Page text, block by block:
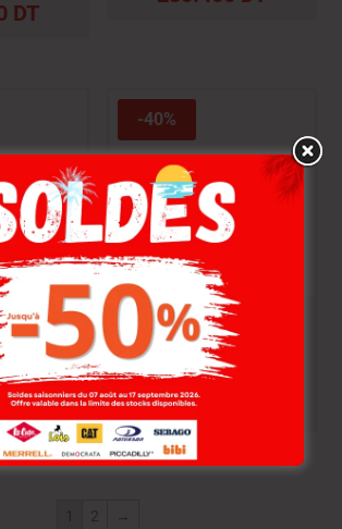
DT
CAT.
DT
DT
-40%
CAT Chaussures CAT.
Hex Stat Black
374.000
224.400
1 2 →